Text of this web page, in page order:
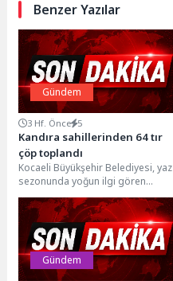
Benzer Yazılar
Gündem
3 Hf. Önce 5
Kandıra sahillerinden 64 tır
çöp toplandı
Kocaeli Büyükşehir Belediyesi, yaz
sezonunda yoğun ilgi gören
Kandıra sahillerinde temizlik
çalışmalarını aralıksız sürdürüyor.
1...
Gündem